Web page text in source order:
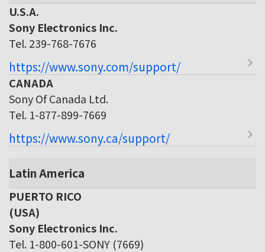
U.S.A.
Sony Electronics Inc.
Tel. 239-768-7676
https://www.sony.com/support/
CANADA
Sony Of Canada Ltd.
Tel. 1-877-899-7669
https://www.sony.ca/support/
Latin America
PUERTO RICO
(USA)
Sony Electronics Inc.
Tel. 1-800-601-SONY (7669)